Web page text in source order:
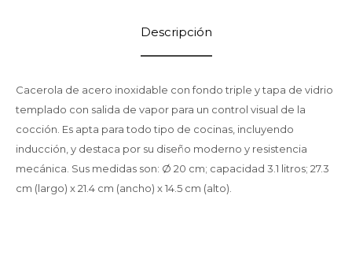
Descripción
Cacerola de acero inoxidable con fondo triple y tapa de vidrio
templado con salida de vapor para un control visual de la
cocción. Es apta para todo tipo de cocinas, incluyendo
inducción, y destaca por su diseño moderno y resistencia
mecánica. Sus medidas son: Ø 20 cm; capacidad 3.1 litros; 27.3
cm (largo) x 21.4 cm (ancho) x 14.5 cm (alto).